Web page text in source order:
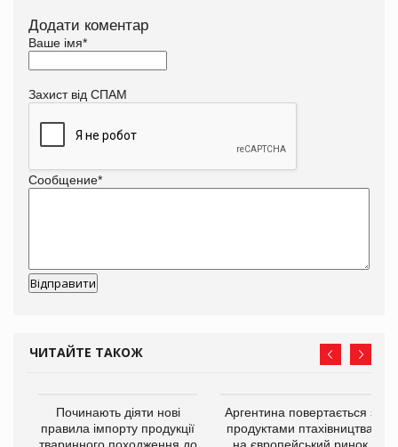
Додати коментар
Ваше імя*
Захист від СПАМ
Сообщение*
ЧИТАЙТЕ ТАКОЖ
Починають діяти нові
правила імпорту продукції
тваринного походження до
Аргентина повертається з
продуктами птахівництва
на європейський ринок